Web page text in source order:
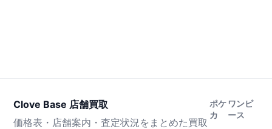
Clove Base 店舗買取
価格表・店舗案内・査定状況をまとめた買取
ポケ
カ
ワンピ
ース